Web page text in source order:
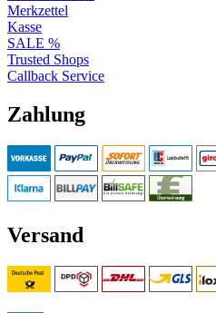
Merkzettel
Kasse
SALE %
Trusted Shops
Callback Service
Zahlung
Versand